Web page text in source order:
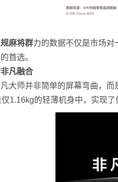
麻将群力的数据不仅是市场
首选。
凡融合
师并非简单的屏幕弯曲，而
1.16kg的轻薄机身中，实现了